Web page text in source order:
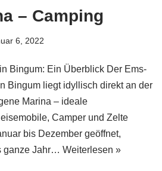
– Camping
6, 2022
Bingum: Ein Überblick Der Ems-
Bingum liegt idyllisch direkt an der
Marina – ideale
Camper und Zelte
bis Dezember geöffnet,
ganze Jahr… Weiterlesen »